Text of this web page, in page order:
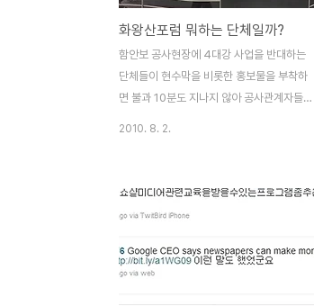
도 계속 이렇게 뻥을 치고 다녔을지도 모릅니
다. 무식하면 용감하다는 것이 딱 저를 두고
한 이야기더군요. 안수찬 기자의 강의를 듣고
서야 비로소 사람들에게 그냥 쉽게쉽게 이야
기하듯이 써라고..
화왕산포럼 뭐하는 단체일까?
함안보 공사현장에 4대강 사업을 반대하는
단체들이 현수막을 비롯한 홍보물을 부착하
면 불과 10분도 지나지 않아 공사관계자들이
산 포럼'이라는 단체입니다. 함안보 공사현장
을 방문할 때마다 '4대강 공사'에 찬성하는
2010. 8. 2.